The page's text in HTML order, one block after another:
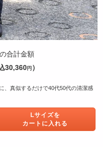
合計金額
30,360円）
、真似するだけで40代50代の清潔感
Lサイズを
カートに入れる